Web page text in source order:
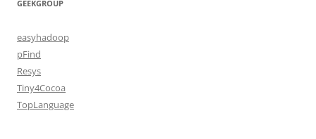
GEEKGROUP
easyhadoop
pFind
Resys
Tiny4Cocoa
TopLanguage